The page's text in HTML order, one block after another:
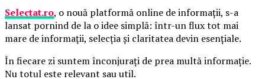
Selectat.ro, o nouă platformă online de informații, s-a
lansat pornind de la o idee simplă: într-un flux tot mai
mare de informații, selecția și claritatea devin esențiale.
În fiecare zi suntem înconjurați de prea multă informație.
Nu totul este relevant sau util.